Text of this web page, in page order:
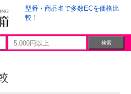
型番・商品名で多数ECを価格比
較！